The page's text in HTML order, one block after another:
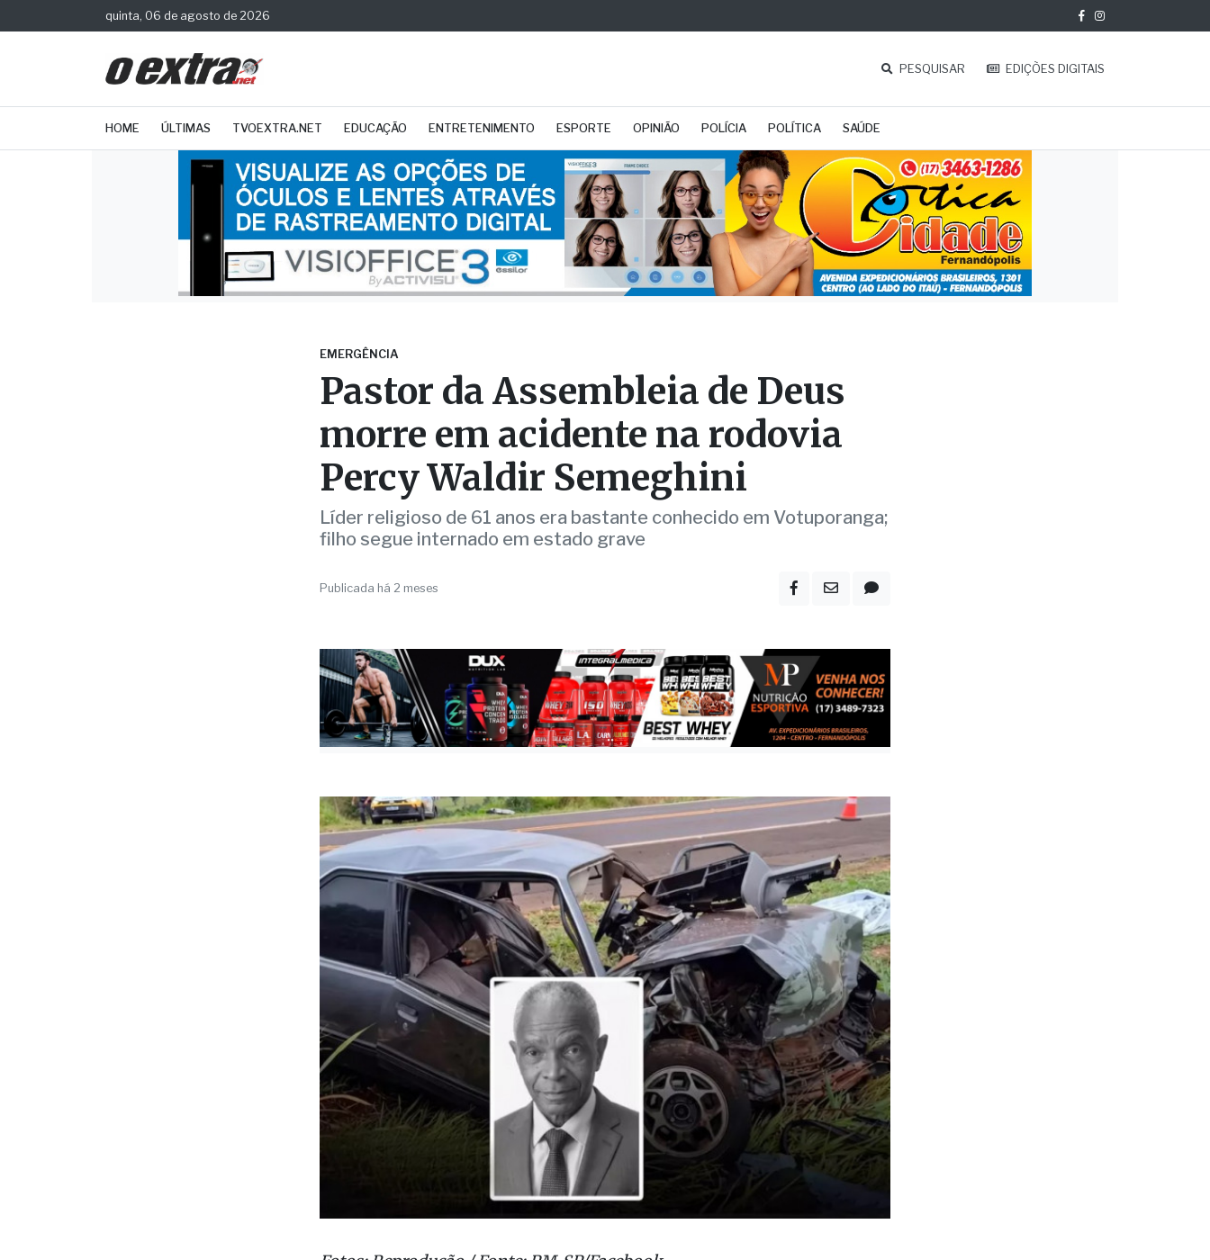
quinta, 06 de agosto de 2026
PESQUISAR EDIÇÕES DIGITAIS
HOME ÚLTIMAS TVOEXTRA.NET EDUCAÇÃO ENTRETENIMENTO ESPORTE OPINIÃO POLÍCIA POLÍTICA SAÚDE
EMERGÊNCIA
Pastor da Assembleia de Deus
morre em acidente na rodovia
Percy Waldir Semeghini
filho segue internado em estado grave